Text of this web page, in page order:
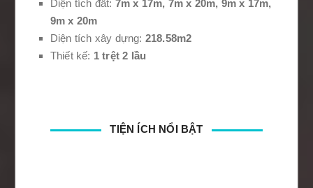
Diện tích đất: 7m x 17m, 7m x 20m, 9m x 17m,
9m x 20m
Diện tích xây dựng: 218.58m2
Thiết kế: 1 trệt 2 lầu
TIỆN ÍCH NỔI BẬT